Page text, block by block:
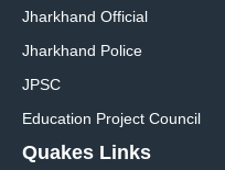
Jharkhand Official
Jharkhand Police
JPSC
Education Project Council
Quakes Links